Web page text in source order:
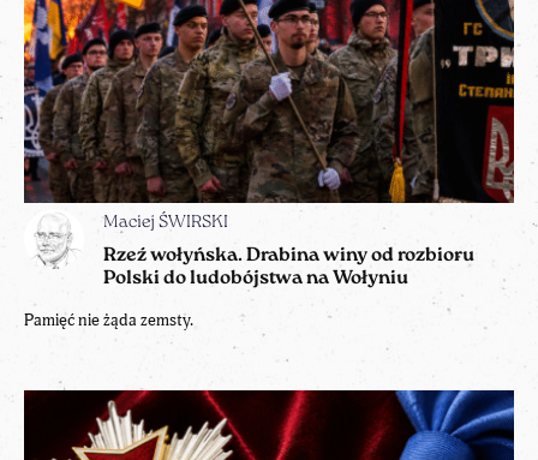
Maciej ŚWIRSKI
Rzeź wołyńska. Drabina winy od rozbioru
Polski do ludobójstwa na Wołyniu
Pamięć nie żąda zemsty.